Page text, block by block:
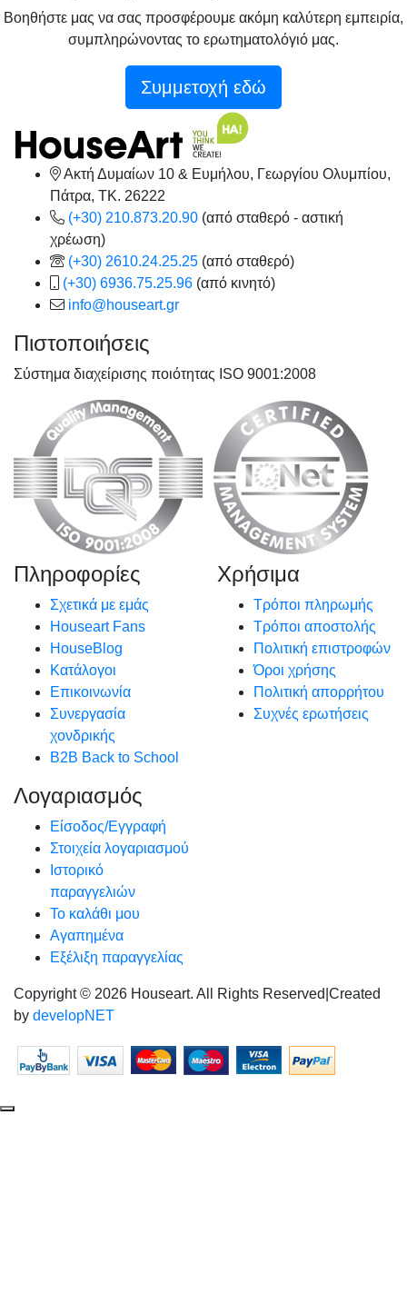
Βοηθήστε μας να σας προσφέρουμε ακόμη καλύτερη εμπειρία,
συμπληρώνοντας το ερωτηματολόγιό μας.
Συμμετοχή εδώ
Ακτή Δυμαίων 10 & Ευμήλου, Γεωργίου Ολυμπίου,
Πάτρα, TK. 26222
(+30) 210.873.20.90 (από σταθερό - αστική
χρέωση)
(+30) 2610.24.25.25 (από σταθερό)
(+30) 6936.75.25.96 (από κινητό)
info@houseart.gr
Πιστοποιήσεις
Σύστημα διαχείρισης ποιότητας ISO 9001:2008
Πληροφορίες
Σχετικά με εμάς
Houseart Fans
HouseBlog
Κατάλογοι
Επικοινωνία
Συνεργασία
χονδρικής
B2B Back to School
Χρήσιμα
Τρόποι πληρωμής
Τρόποι αποστολής
Πολιτική επιστροφών
Όροι χρήσης
Πολιτική απορρήτου
Συχνές ερωτήσεις
Λογαριασμός
Είσοδος/Εγγραφή
Στοιχεία λογαριασμού
Ιστορικό
παραγγελιών
Το καλάθι μου
Αγαπημένα
Εξέλιξη παραγγελίας
Copyright © 2026 Houseart. All Rights Reserved Created
by developNET